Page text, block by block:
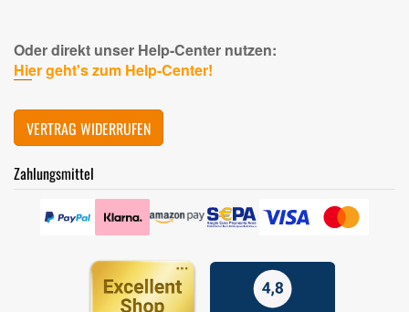
Oder direkt unser Help-Center nutzen:
Hier geht's zum Help-Center!
VERTRAG WIDERRUFEN
Zahlungsmittel